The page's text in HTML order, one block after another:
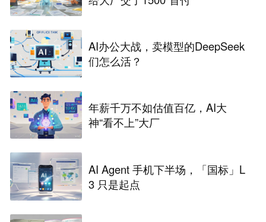
AI办公大战，卖模型的DeepSeek
们怎么活？
年薪千万不如估值百亿，AI大
神“看不上”大厂
AI Agent 手机下半场，「国标」L
3 只是起点